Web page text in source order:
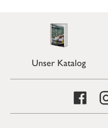
Unser Katalog